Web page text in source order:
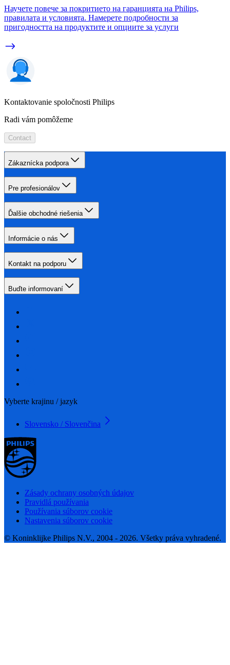
Научете повече за покритието на гаранцията на Philips,
правилата и условията. Намерете подробности за
пригодността на продуктите и опциите за услуги
Kontaktovanie spoločnosti Philips
Radi vám pomôžeme
Contact
Zákaznícka podpora
Pre profesionálov
Ďalšie obchodné riešenia
Informácie o nás
Kontakt na podporu
Buďte informovaní
Vyberte krajinu / jazyk
Slovensko / Slovenčina
Zásady ochrany osobných údajov
Pravidlá používania
Používania súborov cookie
Nastavenia súborov cookie
© Koninklijke Philips N.V., 2004 - 2026. Všetky práva vyhradené.